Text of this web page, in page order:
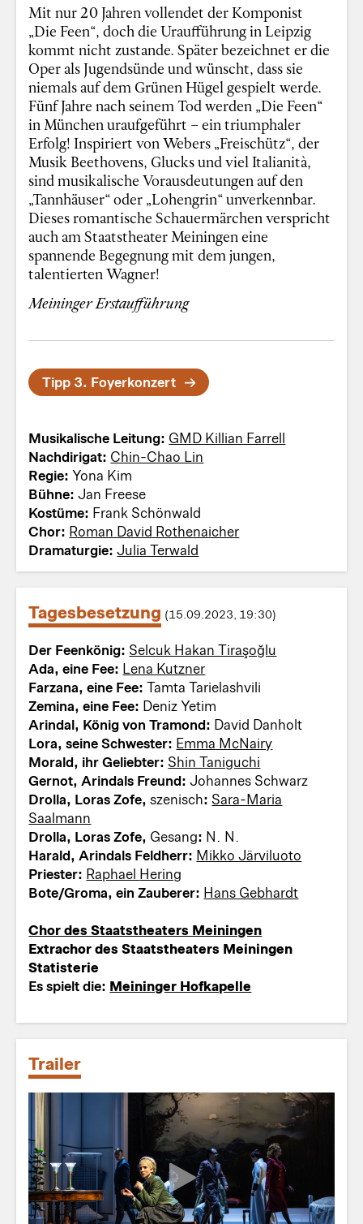
Mit nur 20 Jahren vollendet der Komponist
„Die Feen“, doch die Uraufführung in Leipzig
kommt nicht zustande. Später bezeichnet er die
Oper als Jugendsünde und wünscht, dass sie
niemals auf dem Grünen Hügel gespielt werde.
Fünf Jahre nach seinem Tod werden „Die Feen“
in München uraufgeführt – ein triumphaler
Erfolg! Inspiriert von Webers „Freischütz“, der
Musik Beethovens, Glucks und viel Italianità,
sind musikalische Vorausdeutungen auf den
„Tannhäuser“ oder „Lohengrin“ unverkennbar.
Dieses romantische Schauermärchen verspricht
auch am Staatstheater Meiningen eine
spannende Begegnung mit dem jungen,
talentierten Wagner!
Meininger Erstaufführung
Tipp 3. Foyerkonzert
Musikalische Leitung: GMD Killian Farrell
Nachdirigat: Chin-Chao Lin
Regie:Yona Kim
Bühne:Jan Freese
Kostüme: Frank Schönwald
Chor: Roman David Rothenaicher
Dramaturgie:Julia Terwald
Tagesbesetzung (15.09.2023, 19:30)
Der Feenkönig: Selcuk Hakan Tiraşoğlu
Ada, eine Fee: Lena Kutzner
Farzana, eine Fee:Tamta Tarielashvili
Zemina, eine Fee: Deniz Yetim
Arindal, König von Tramond:
David Danholt
Lora, seine Schwester: Emma McNairy
Morald, ihr Geliebter: Shin Taniguchi
Gernot, Arindals Freund:Johannes Schwarz
Drolla, Loras Zofe,szenisch: Sara-Maria
Saalmann
Drolla, Loras Zofe, Gesang: N. N.
Harald, Arindals Feldherr: Mikko Järviluoto
Priester:
Raphael Hering
Bote/Groma, ein Zauberer: Hans Gebhardt
Chor des Staatstheaters Meiningen
Extrachor des Staatstheaters Meiningen
Statisterie
Es spielt die: Meininger Hofkapelle
Trailer